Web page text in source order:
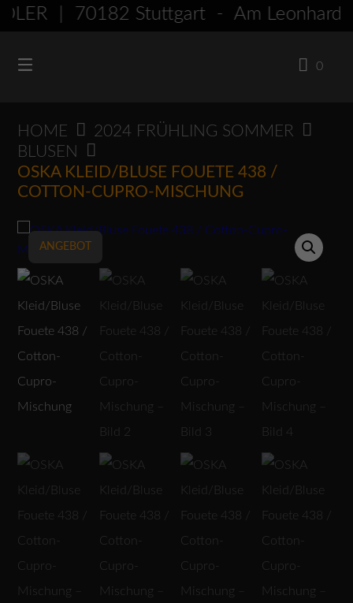
Springen
Inhalt
| 70182 Stuttgart - Am
0
HOME
2024 FRÜHLING SOMMER
BLUSEN
OSKA KLEID/BLUSE FOUETE 438 /
COTTON-CUPRO-MISCHUNG
ANGEBOT